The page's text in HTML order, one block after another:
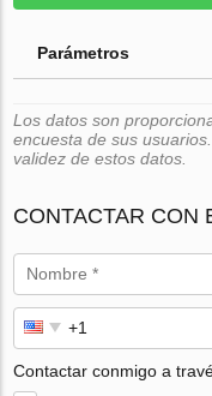
Parámetros
Los datos son
encuesta de sus
validez de estos datos.
CONTACTAR CON
Contactar conmigo a